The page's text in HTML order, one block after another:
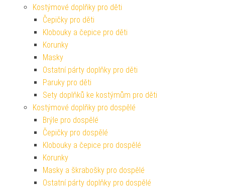
Kostýmové doplňky pro děti
Čepičky pro děti
Klobouky a čepice pro děti
Korunky
Masky
Ostatní párty doplňky pro děti
Paruky pro děti
Sety doplňků ke kostýmům pro děti
Kostýmové doplňky pro dospělé
Brýle pro dospělé
Čepičky pro dospělé
Klobouky a čepice pro dospělé
Korunky
Masky a škrabošky pro dospělé
Ostatní párty doplňky pro dospělé